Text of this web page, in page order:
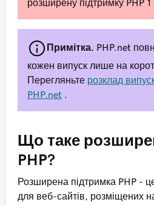
розширену підтримку PHP 1
Примітка. PHP.net
кожен випуск лише на
Перегляньте розклад
PHP.net
Що таке
PHP?
Розширена підтримка PHP -
для веб-сайтів, розміщених